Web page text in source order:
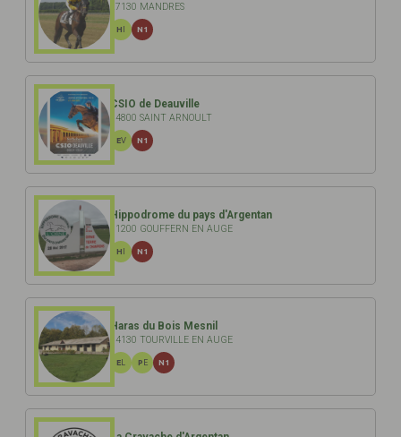
27130 MANDRES
N1
CSIO de Deauville
14800 SAINT ARNOULT
EV N1
Hippodrome du pays d'Argentan
61200 GOUFFERN EN AUGE
N1
Haras du Bois Mesnil
14130 TOURVILLE EN AUGE
EL PE N1